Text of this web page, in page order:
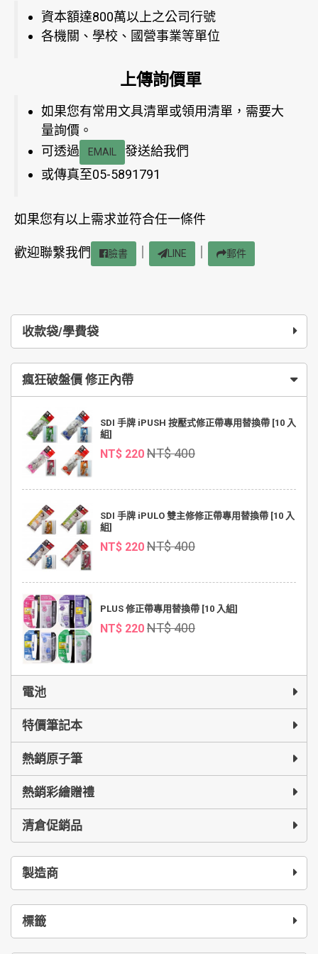
收款袋/學費袋
瘋狂破盤價 修正內帶
SDI 手牌 iPUSH 按壓式修正帶專用替換帶 [10 入
組]
NT$ 220 NT$ 400
SDI 手牌 iPULO 雙主修修正帶專用替換帶 [10 入
組]
NT$ 220 NT$ 400
PLUS 修正帶專用替換帶 [10 入組]
NT$ 220 NT$ 400
電池
特價筆記本
熱銷原子筆
熱銷彩繪贈禮
清倉促銷品
製造商
標籤
資本額達800萬以上之公司行號
各機關、學校、國營事業等單位
上傳詢價單
如果您有常用文具清單或領用清單，需要大
量詢價。
可透過
EMAIL
發送給我們
或傳真至05-5891791
如果您有以上需求並符合任一條件
歡迎聯繫我們 臉書 LINE 郵件